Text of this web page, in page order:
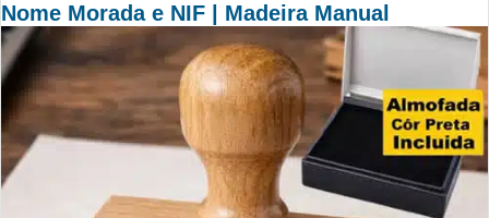
Nome Morada e NIF | Madeira Manual